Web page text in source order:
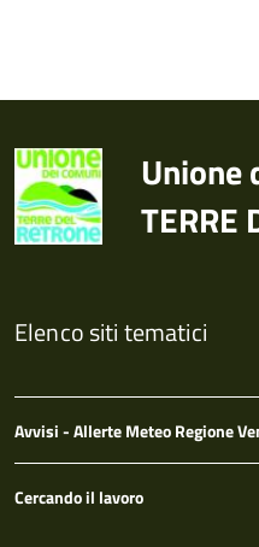
Unione
TERRE
Elenco siti tematici
Avvisi - Allerte Meteo Regione
Cercando il lavoro